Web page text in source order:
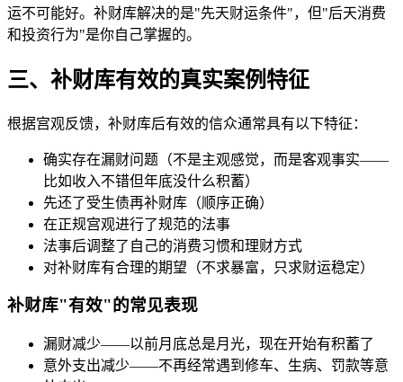
运不可能好。补财库解决的是"先天财运条件"，但"后天消费
和投资行为"是你自己掌握的。
三、补财库有效的真实案例特征
根据宫观反馈，补财库后有效的信众通常具有以下特征：
确实存在漏财问题（不是主观感觉，而是客观事实——
比如收入不错但年底没什么积蓄）
先还了受生债再补财库（顺序正确）
在正规宫观进行了规范的法事
法事后调整了自己的消费习惯和理财方式
对补财库有合理的期望（不求暴富，只求财运稳定）
补财库"有效"的常见表现
漏财减少——以前月底总是月光，现在开始有积蓄了
意外支出减少——不再经常遇到修车、生病、罚款等意